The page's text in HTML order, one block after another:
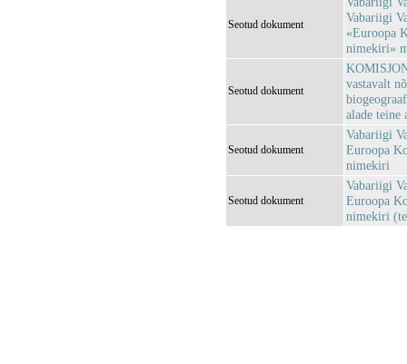
Seotud dokument
Vabariigi
«Euroopa
nimekiri»
Seotud dokument
vastavalt
alade teine
Seotud dokument
Vabariigi
Euroopa
nimekiri
Seotud dokument
Vabariigi
Euroopa
nimekiri